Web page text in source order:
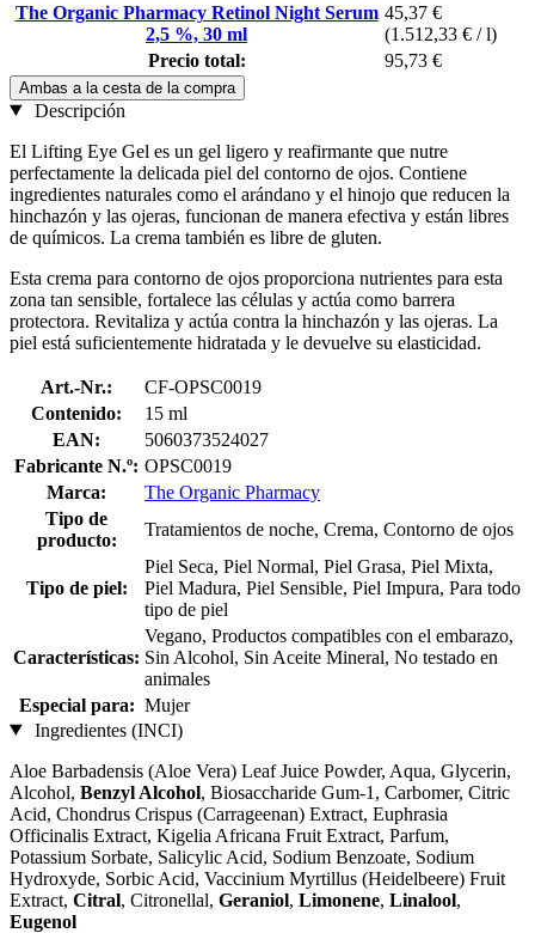
The Organic Pharmacy Retinol Night Serum
2,5 %, 30 ml
45,37 €
(1.512,33 € / l)
Precio total:
95,73 €
Ambas a la cesta de la compra
Descripción
El Lifting Eye Gel es un gel ligero y reafirmante que nutre
perfectamente la delicada piel del contorno de ojos. Contiene
ingredientes naturales como el arándano y el hinojo que reducen la
hinchazón y las ojeras, funcionan de manera efectiva y están libres
de químicos. La crema también es libre de gluten.
Esta crema para contorno de ojos proporciona nutrientes para esta
zona tan sensible, fortalece las células y actúa como barrera
protectora. Revitaliza y actúa contra la hinchazón y las ojeras. La
piel está suficientemente hidratada y le devuelve su elasticidad.
Art.-Nr.:
CF-OPSC0019
Contenido:
15 ml
EAN:
5060373524027
Fabricante N.º: OPSC0019
Marca:
The Organic Pharmacy
Tipo de
producto:
Tratamientos de noche, Crema, Contorno de ojos
Tipo de piel:
Piel Seca, Piel Normal, Piel Grasa, Piel Mixta,
Piel Madura, Piel Sensible, Piel Impura, Para todo
tipo de piel
Características:
Vegano, Productos compatibles con el embarazo,
Sin Alcohol, Sin Aceite Mineral, No testado en
animales
Especial para: Mujer
Ingredientes (INCI)
Aloe Barbadensis (Aloe Vera) Leaf Juice Powder, Aqua, Glycerin,
Alcohol, Benzyl Alcohol, Biosaccharide Gum-1, Carbomer, Citric
Acid, Chondrus Crispus (Carrageenan) Extract, Euphrasia
Officinalis Extract, Kigelia Africana Fruit Extract, Parfum,
Potassium Sorbate, Salicylic Acid, Sodium Benzoate, Sodium
Hydroxyde, Sorbic Acid, Vaccinium Myrtillus (Heidelbeere) Fruit
Extract, Citral, Citronellal, Geraniol, Limonene, Linalool,
Eugenol